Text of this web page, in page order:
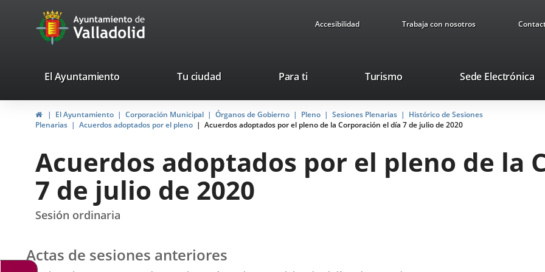
Portal
Web
Ayuntamiento
de
Valladolid
Accesibilidad Trabaja con nosotros
valladolid.es
El Ayuntamiento Tu ciudad Para ti TurismoThis
will
open
in
pop-
up
Sede Electrónica
HomeEl Ayuntamiento Corporación Municipal Órganos de Gobierno Pleno Sesiones Plenarias
Histórico de Sesiones
Plenarias
Acuerdos adoptados por el pleno Acuerdos adoptados por el pleno de la Corporación el día 7 de julio de 2020
Acuerdos adoptados por el pleno de la
7 de julio de 2020
Sesión ordinaria
Actas de sesiones anteriores